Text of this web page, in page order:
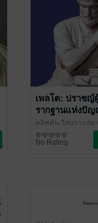
เพลโต: ปราชญ์
รากฐานแห่งปั
ตก (Plato)
คลิฟตัน วิลบราแฮม
วัจน์ ศุภปัญญาวงศ์ แ
ทร์
No Rating